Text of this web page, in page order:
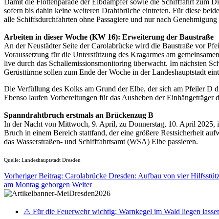
sofern bis dahin keine weiteren Drahtbrüche eintreten. Für diese
alle Schiffsdurchfahrten ohne Passagiere und nur nach
Arbeiten in dieser Woche (KW 16): Erweiterung der Baustraße
An der Neustädter Seite der Carolabrücke wird die Baustraße vor
Voraussetzung für die Unterstützung des Kragarmes am
live durch das Schallemissionsmonitoring überwacht. Im nächsten
Gerüsttürme sollen zum Ende der Woche in der Landeshauptstadt
Die Verfüllung des Kolks am Grund der Elbe, der sich am Pfeiler D
Ebenso laufen Vorbereitungen für das Ausheben der
Spanndrahtbruch erstmals an Brückenzug B
In der Nacht von Mittwoch, 9. April, zu Donnerstag, 10. April 2025,
Bruch in einem Bereich stattfand, der eine größere Restsicherheit
das Wasserstraßen- und Schifffahrtsamt (WSA) Elbe passieren.
Quelle: Landeshauptstadt Dresden
Vorheriger Beitrag: Carolabrücke Dresden: Aufbau von vier
am Montag geborgen Weiter
⚠️ Für die Feuerwehr wichtig: Warnkegel im Wald liegen